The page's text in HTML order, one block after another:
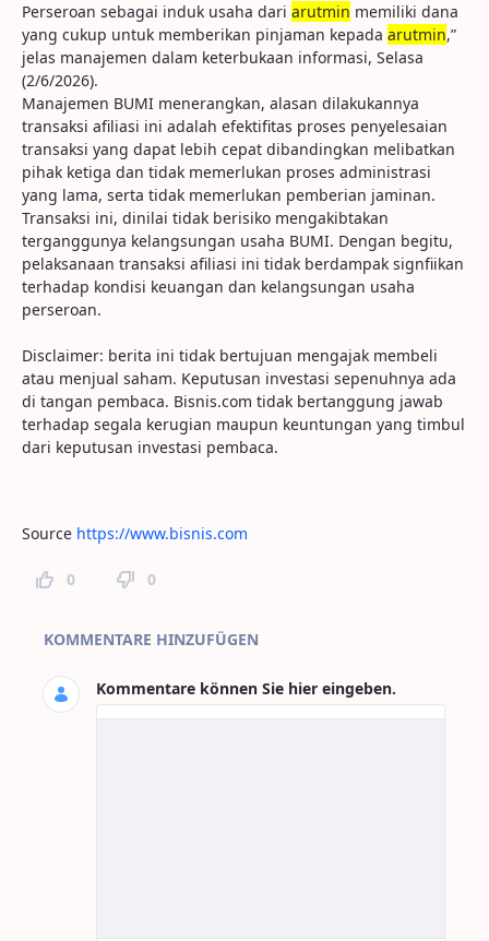
Perseroan sebagai induk usaha dari arutmin memiliki dana
yang cukup untuk memberikan pinjaman kepada arutmin,”
jelas manajemen dalam keterbukaan informasi, Selasa
(2/6/2026).
Manajemen BUMI menerangkan, alasan dilakukannya
transaksi afiliasi ini adalah efektifitas proses penyelesaian
transaksi yang dapat lebih cepat dibandingkan melibatkan
pihak ketiga dan tidak memerlukan proses administrasi
yang lama, serta tidak memerlukan pemberian jaminan.
Transaksi ini, dinilai tidak berisiko mengakibtakan
terganggunya kelangsungan usaha BUMI. Dengan begitu,
pelaksanaan transaksi afiliasi ini tidak berdampak signfiikan
terhadap kondisi keuangan dan kelangsungan usaha
perseroan.
Disclaimer: berita ini tidak bertujuan mengajak membeli
atau menjual saham. Keputusan investasi sepenuhnya ada
di tangan pembaca. Bisnis.com tidak bertanggung jawab
terhadap segala kerugian maupun keuntungan yang timbul
dari keputusan investasi pembaca.
Source https://www.bisnis.com
0 0
Seitenkommentare
KOMMENTARE HINZUFÜGEN
Kommentare können Sie hier eingeben.